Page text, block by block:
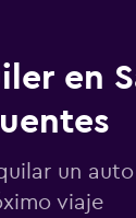
en
un
viaje